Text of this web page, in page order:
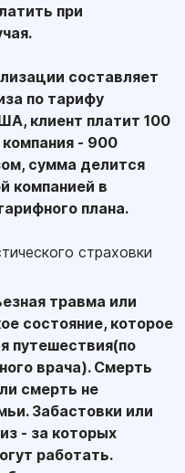
при
составляет
по тарифу
клиент платит 100
- 900
сумма делится
компанией в
плана.
страховки
травма или
состояние, которое
путешествия(по
врача). Смерть
смерть не
Забастовки или
- за которых
работать.